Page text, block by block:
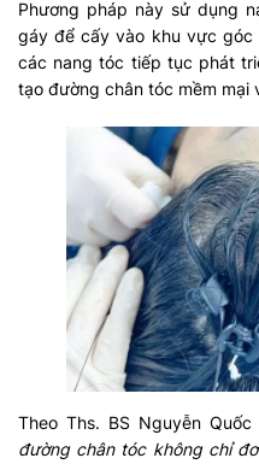
Phương pháp này sử dụng
gáy để cấy vào khu vực góc
các nang tóc tiếp tục phát
tạo đường chân tóc mềm mại
Theo Ths. BS Nguyễn Quốc
đường chân tóc không chỉ